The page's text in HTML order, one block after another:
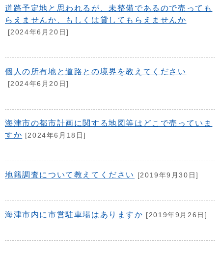
道路予定地と思われるが、未整備であるので売っても
らえませんか、もしくは貸してもらえませんか
[2024年6月20日]
個人の所有地と道路との境界を教えてください
[2024年6月20日]
海津市の都市計画に関する地図等はどこで売っていま
すか [2024年6月18日]
地籍調査について教えてください [2019年9月30日]
海津市内に市営駐車場はありますか [2019年9月26日]